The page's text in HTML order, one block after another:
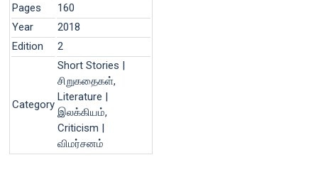
Pages
160
Year
2018
Edition
2
Category
Short Stories |
சிறுகதைகள்,
Literature |
இலக்கியம்,
Criticism |
விமர்சனம்